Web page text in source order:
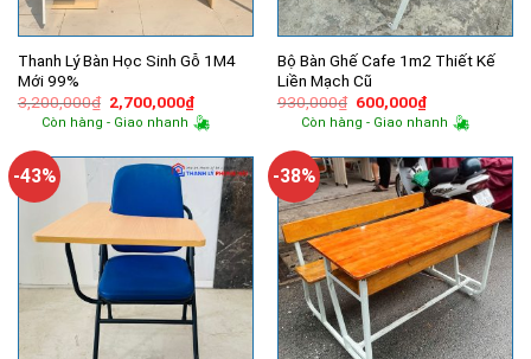
Thanh Lý Bàn Học Sinh Gỗ 1M4
Mới 99%
3,200,000₫ Giá
gốc
là:
2,700,000₫Giá
hiện
tại
2,700,000₫.
Còn hàng - Giao nhanh
Bộ Bàn Ghế Cafe 1m2 Thiết Kế
Liền Mạch Cũ
930,000₫ Giá
gốc
là:
600,000₫Giá
hiện
tại
600,000₫.
Còn hàng - Giao nhanh
-43% -38%